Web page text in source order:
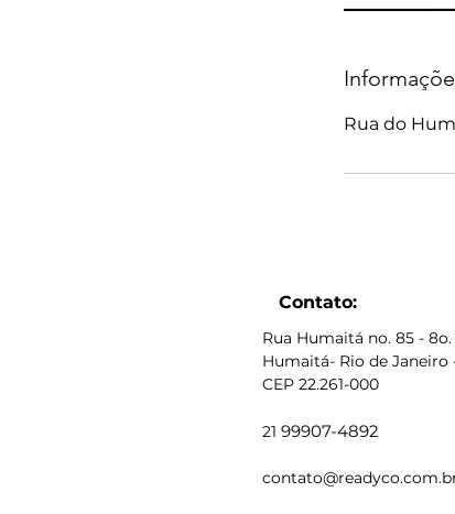
Rua do
Contato:
Rua Humaitá no. 85 -
Humaitá- Rio de Janeiro
CEP 22.261-000
21 99907-4892